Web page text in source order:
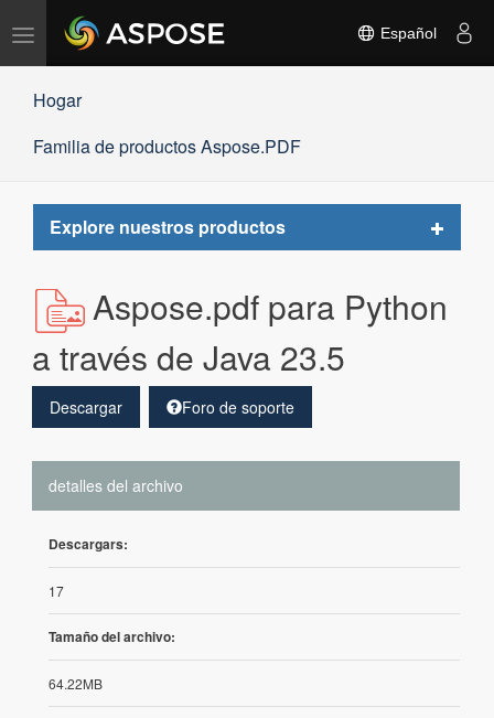
Alternar
navegación
Español
Hogar
Familia de productos Aspose.PDF
Explore nuestros productos
Toggle
Aspose.pdf para Python
a través de Java 23.5
Descargar Foro de soporte
detalles del archivo
Descargars:
17
Tamaño del archivo:
64.22MB